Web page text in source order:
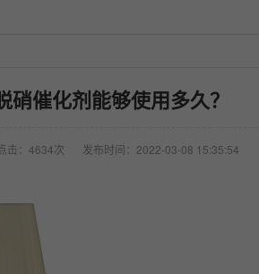
催化剂能够使用多久？
击：4634次 发布时间：2022-03-08 15:35:54